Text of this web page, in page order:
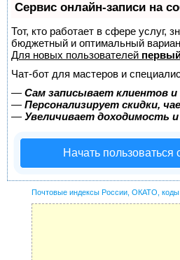
Сервис онлайн-записи на
Тот, кто работает в сфере услуг,
бюджетный и оптимальный
Для новых пользователей
Чат-бот для мастеров и
— Сам записывает клиентов
— Персонализирует скидки,
— Увеличивает доходимость
Начать пользоваться
Почтовые индексы России, ОКАТО,